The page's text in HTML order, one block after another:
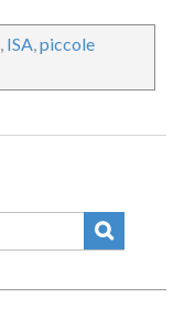
, ISA,piccole